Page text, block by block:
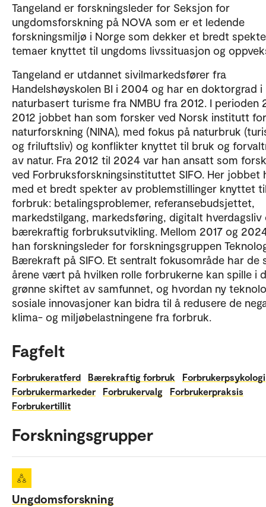
Tangeland er forskningsleder for Seksjon for
ungdomsforskning på NOVA som er et ledende
forskningsmiljø i Norge som dekker et bredt
temaer knyttet til ungdoms livssituasjon og
Tangeland er utdannet sivilmarkedsfører fra
Handelshøyskolen BI i 2004 og har en doktorgrad i
naturbasert turisme fra NMBU fra 2012. I perioden
2012 jobbet han som forsker ved Norsk institutt for
naturforskning (NINA), med fokus på naturbruk
og friluftsliv) og konflikter knyttet til bruk og
av natur. Fra 2012 til 2024 var han ansatt som
ved Forbruksforskningsinstituttet SIFO. Her jobbet
med et bredt spekter av problemstillinger knyttet
forbruk: betalingsproblemer, referansebudsjettet,
markedstilgang, markedsføring, digitalt hverdagsliv
bærekraftig forbruksutvikling. Mellom 2017 og
han forskningsleder for forskningsgruppen
Bærekraft på SIFO. Et sentralt fokusområde har de
årene vært på hvilken rolle forbrukerne kan spille i
grønne skiftet av samfunnet, og hvordan ny
sosiale innovasjoner kan bidra til å redusere de
klima- og miljøbelastningene fra forbruk.
Fagfelt
Forbrukeratferd Bærekraftig forbruk
Forbrukerpsykologi
Forbrukermarkeder
Forbrukervalg
Forbrukerpraksis
Forbrukertillit
Forskningsgrupper
Ungdomsforskning